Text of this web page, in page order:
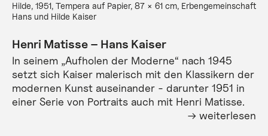
Hilde, 1951, Tempera auf Papier, 87 × 61 cm, Erbengemeinschaft
Hans und Hilde Kaiser
Henri Matisse – Hans Kaiser
In seinem „Aufholen der Moderne“ nach 1945
setzt sich Kaiser malerisch mit den Klassikern der
modernen Kunst auseinander - darunter 1951 in
einer Serie von Portraits auch mit Henri Matisse.
weiterlesen